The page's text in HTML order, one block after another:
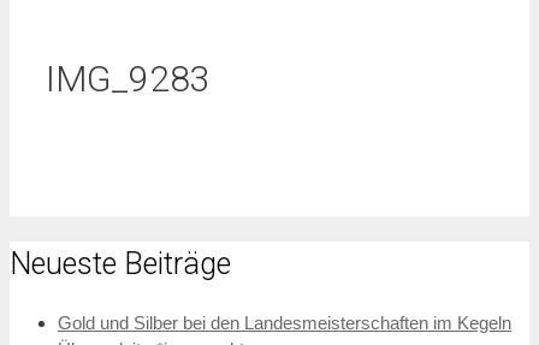
IMG_9283
Neueste Beiträge
Gold und Silber bei den Landesmeisterschaften im Kegeln